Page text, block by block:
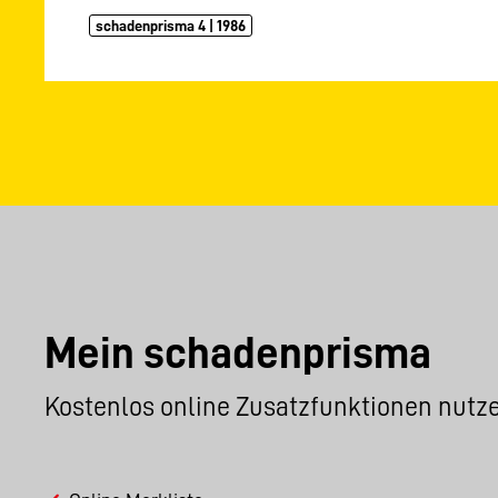
schadenprisma 4 | 1986
Mein schadenprisma
Kostenlos online Zusatzfunktionen